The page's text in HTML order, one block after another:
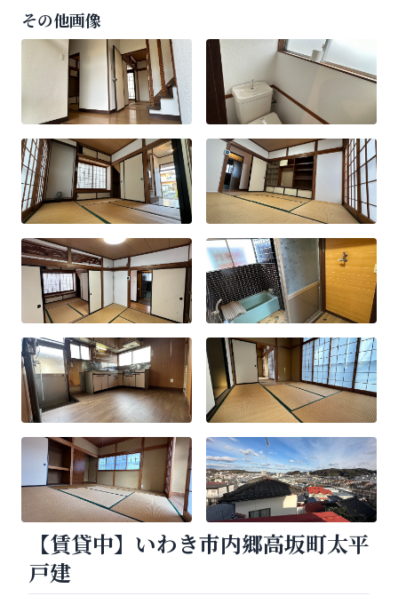
その他画像
【賃貸中】いわき市内郷高坂町太平
戸建